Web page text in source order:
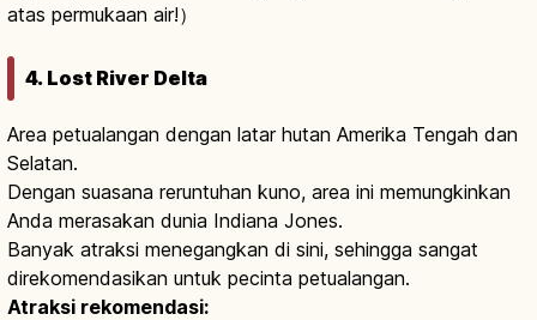
atas permukaan air!）
4. Lost River Delta
Area petualangan dengan latar hutan Amerika Tengah dan
Selatan.
Dengan suasana reruntuhan kuno, area ini memungkinkan
Anda merasakan dunia Indiana Jones.
Banyak atraksi menegangkan di sini, sehingga sangat
direkomendasikan untuk pecinta petualangan.
Atraksi rekomendasi: